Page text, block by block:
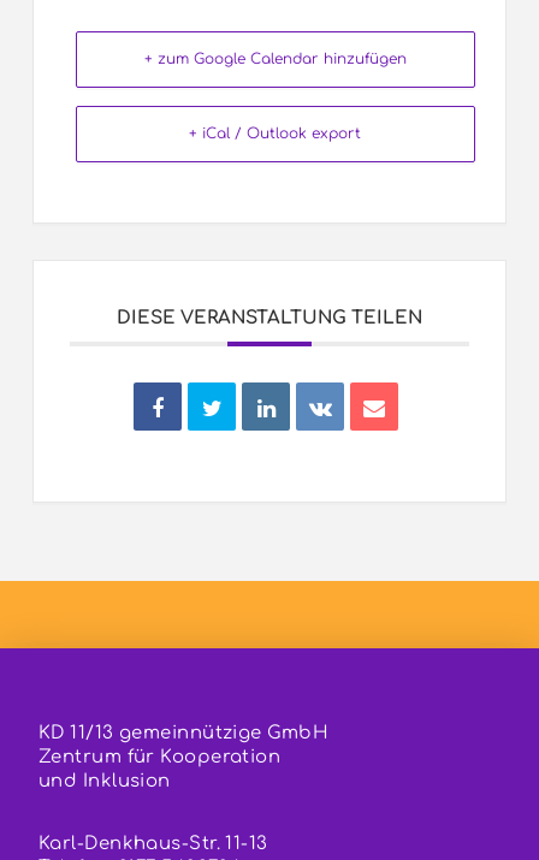
+ zum Google Calendar hinzufügen
+ iCal / Outlook export
DIESE VERANSTALTUNG TEILEN
KD 11/13 gemeinnützige GmbH
Zentrum für Kooperation
und Inklusion
Karl-Denkhaus-Str. 11-13